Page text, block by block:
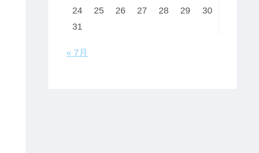
24
25 26 27 28 29
30
31
« 7月